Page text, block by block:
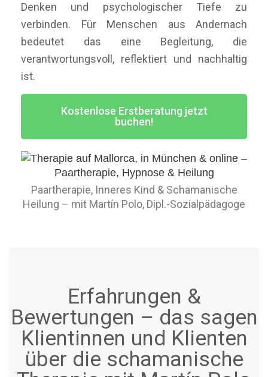
Denken und psychologischer Tiefe zu
verbinden. Für Menschen aus Andernach
bedeutet das eine Begleitung, die
verantwortungsvoll, reflektiert und nachhaltig
ist.
Kostenlose Erstberatung jetzt
buchen!
Paartherapie, Inneres Kind & Schamanische
Heilung – mit Martín Polo, Dipl.-Sozialpädagoge
Erfahrungen &
Bewertungen – das sagen
Klientinnen und Klienten
über die schamanische